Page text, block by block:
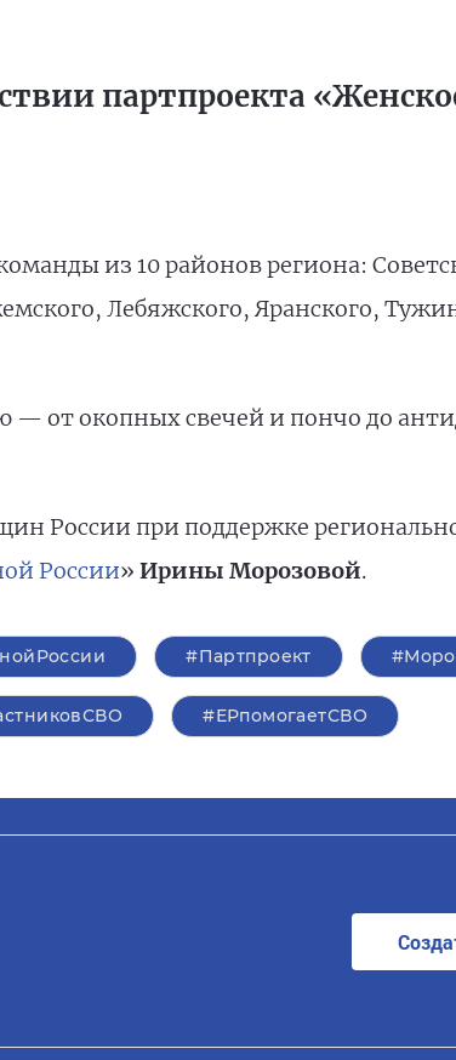
партпроекта
из 10 районов региона:
Лебяжского, Яранского,
— от окопных свечей и пончо до
России при поддержке
России» Ирины Морозовой.
#Партпроект
#ЕРпомогаетСВО